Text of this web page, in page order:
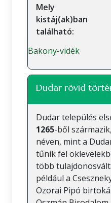
Mely
kistáj(ak)ban
található:
Bakony-vidék
Dudar rövid
Dudar település
1265-ből
néven, mint a
tűnik fel
több
például a
Ozorai Pipó